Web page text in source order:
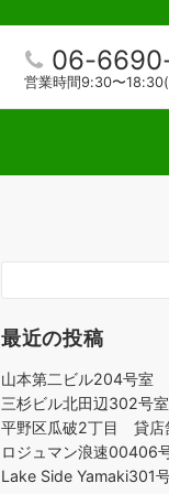
06-
営業時間9:30〜18:30(
最近の投稿
山本第二ビル204号室
三杉ビル北田辺302号
平野区瓜破2丁目 貸
ロジュマン浪速00406
Lake Side Yamaki301